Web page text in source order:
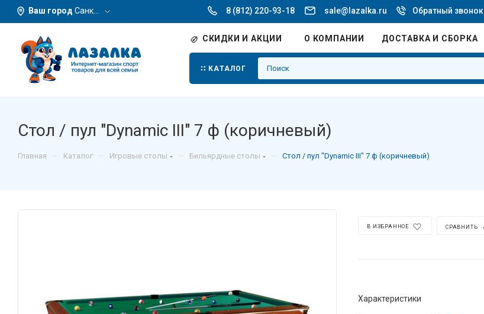
Ваш город Санкт-Петербург 8 (812) 220-93-18 sale@lazalka.ru Обратный звонок
СКИДКИ И АКЦИИ О КОМПАНИИ ДОСТАВКА И СБОРКА
КАТАЛОГ
Стол / пул "Dynamic III" 7 ф (коричневый)
Главная – Каталог – Игровые столы – Бильярдные столы – Стол / пул "Dynamic III" 7 ф (коричневый)
В ИЗБРАННОЕ СРАВНИТЬ
Характеристики